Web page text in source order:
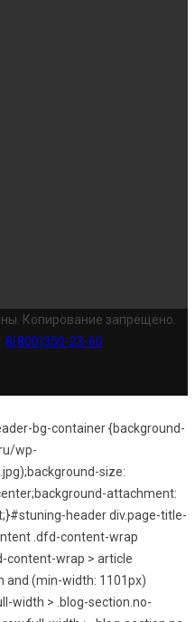
Копирование запрещено.
8(800)350-23-60
bg-container {background-
wp-
size:
attachment:
header div.page-title-
.dfd-content-wrap
content-wrap > article
and (min-width: 1101px)
width > .blog-section.no-